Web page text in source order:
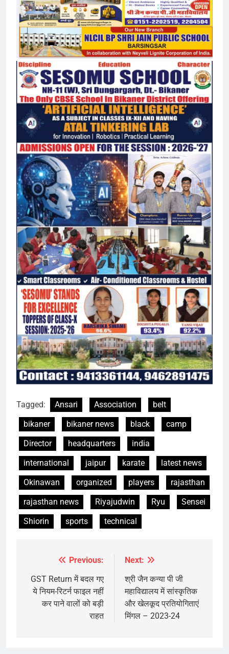
Tagged: Ansari Association
belt
bikaner
bikaner news black
camp
Director
headquarters
india
international
jaipur karate
latest news
Okinawan
organized players
rajasthan
rajasthan news
Riyajudwin Ryu
Sensei
Shiorin
sports technical
navigation
Previous:
GST Return में बदल गए
ये नियम-रिटर्न फाइल नहीं
कर पाने वालों को बड़ी
राहत
Next:
श्री जैन कन्या पी जी
महाविद्यालय में सांस्कृतिक
और खेलकूद प्रतियोगिताएं
मिंगल – 2023-24